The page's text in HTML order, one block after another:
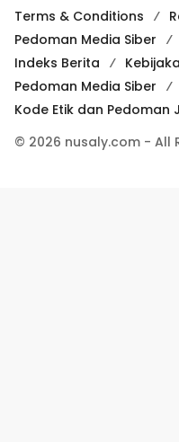
Terms & Conditions
Pedoman Media Siber
Indeks Berita
Pedoman Media Siber
Kode Etik dan Pedoman
© 2026 nusaly.com - All